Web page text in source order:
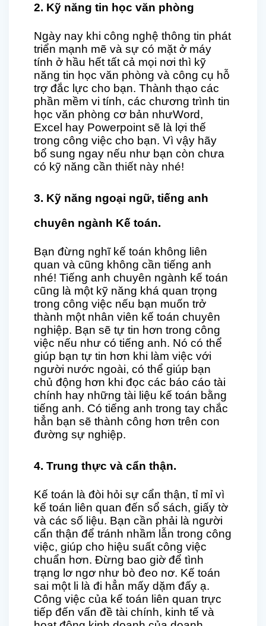
2. Kỹ năng tin học văn phòng
Ngày nay khi công nghệ thông tin phát
triển mạnh mẽ và sự có mặt ở máy
tính ở hầu hết tất cả mọi nơi thì kỹ
năng tin học văn phòng và công cụ hỗ
trợ đắc lực cho bạn. Thành thạo các
phần mềm vi tính, các chương trình tin
học văn phòng cơ bản nhưWord,
Excel hay Powerpoint sẽ là lợi thế
trong công việc cho bạn. Vì vậy hãy
bổ sung ngay nếu như bạn còn chưa
có kỹ năng cần thiết này nhé!
3. Kỹ năng ngoại ngữ, tiếng anh
chuyên ngành Kế toán.
Bạn đừng nghĩ kế toán không liên
quan và cũng không cần tiếng anh
nhé! Tiếng anh chuyên ngành kế toán
cũng là một kỹ năng khá quan trọng
trong công việc nếu bạn muốn trở
thành một nhân viên kế toán chuyên
nghiệp. Bạn sẽ tự tin hơn trong công
việc nếu như có tiếng anh. Nó có thể
giúp bạn tự tin hơn khi làm việc với
người nước ngoài, có thể giúp bạn
chủ động hơn khi đọc các báo cáo tài
chính hay những tài liệu kế toán bằng
tiếng anh. Có tiếng anh trong tay chắc
hẳn bạn sẽ thành công hơn trên con
đường sự nghiệp.
4. Trung thực và cẩn thận.
Kế toán là đòi hỏi sự cẩn thận, tỉ mỉ vì
kế toán liên quan đến sổ sách, giấy tờ
và các số liệu. Bạn cần phải là người
cẩn thận để tránh nhầm lẫn trong công
việc, giúp cho hiệu suất công việc
chuẩn hơn. Đừng bao giờ để tình
trạng lơ ngơ như bò đeo nơ. Kế toán
sai một li là đi hẳn mấy dặm đấy ạ.
Công việc của kế toán liên quan trực
tiếp đến vấn đề tài chính, kinh tế và